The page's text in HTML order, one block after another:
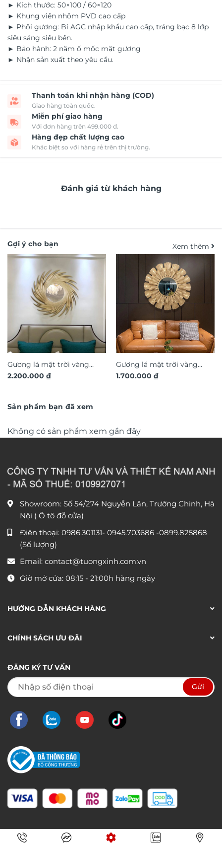
► Kích thước: 50×100 / 60×120
► Khung viền nhôm PVD cao cấp
► Phôi gương: Bỉ AGC nhập khẩu cao cấp, tráng bạc 8 lớp
siêu sáng siêu bền.
► Bảo hành: 2 năm ố mốc mặt gương
► Nhận sản xuất theo yêu cầu.
Thanh toán khi nhận hàng (COD)
Giao hàng toàn quốc.
Miễn phí giao hàng
Với đơn hàng trên 499.000 đ.
Hàng đẹp chất lượng cao
Khác biệt so với hàng rẻ trên thị trường.
Đánh giá từ khách hàng
Gợi ý cho bạn Xem thêm
Gương lá mặt trời vàng
decor trang trí treo tường
2.200.000 ₫
Gương lá mặt trời vàng
decor trang trí treo tường
1.700.000 ₫
Sản phẩm bạn đã xem
Không có sản phẩm xem gần đây
Showroom: Số 54/274 Nguyễn Lân, Trường Chinh, Hà
Nội ( Ô tô đỗ cửa)
Điện thoại: 0986.301131- 0945.703686 -0899.825868
(Số lượng)
Email: contact@tuongxinh.com.vn
Giờ mở cửa: 08:15 - 21:00h hàng ngày
HƯỚNG DẪN KHÁCH HÀNG
CHÍNH SÁCH ƯU ĐÃI
ĐĂNG KÝ TƯ VẤN